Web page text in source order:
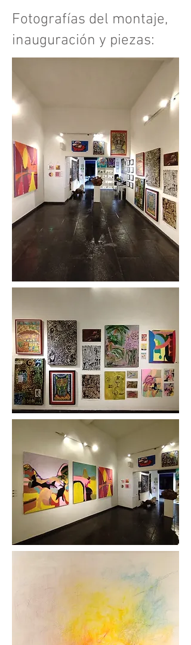
Fotografías del montaje,
inauguración y piezas: